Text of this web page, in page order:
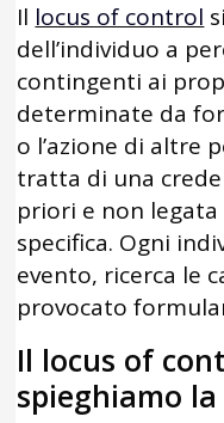
Il locus of control
dell’individuo a
contingenti ai
determinate da
o l’azione di altre
tratta di una
priori e non
specifica. Ogni
evento, ricerca le
provocato
Il locus of
spieghiamo